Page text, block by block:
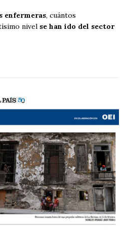
enfermeras, cuántos
nivel se han ido del sector